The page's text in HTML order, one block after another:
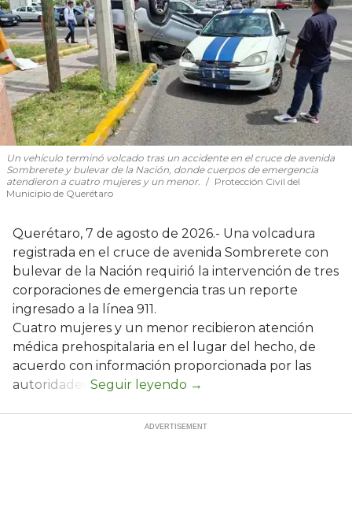
Un vehículo terminó volcado tras un accidente en el cruce de avenida
Sombrerete y bulevar de la Nación, donde cuerpos de emergencia
atendieron a cuatro mujeres y un menor.
Protección Civil del
Municipio de Querétaro
Querétaro, 7 de agosto de 2026.- Una volcadura
registrada en el cruce de avenida Sombrerete con
bulevar de la Nación requirió la intervención de tres
corporaciones de emergencia tras un reporte
ingresado a la línea 911.
Cuatro mujeres y un menor recibieron atención
médica prehospitalaria en el lugar del hecho, de
acuerdo con información proporcionada por las
autoridades.